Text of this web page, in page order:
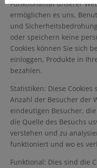
Funktionalität unserer
ermöglichen es uns,
und
oder speichern keine
Cookies können Sie sich
einloggen, Produkte in
bezahlen.
Statistiken: Diese
Anzahl der Besucher der
eindeutigen Besucher,
die Quelle des Besuchs
verstehen und zu
funktioniert und wo es
Funktional: Dies sind die